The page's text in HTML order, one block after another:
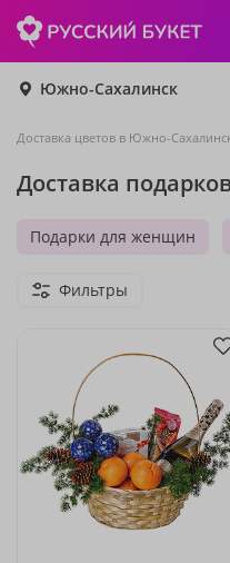
Южно-Сахалинск
Доставка цветов в Южно-
Доставка
Подарки для женщин
Фильтры